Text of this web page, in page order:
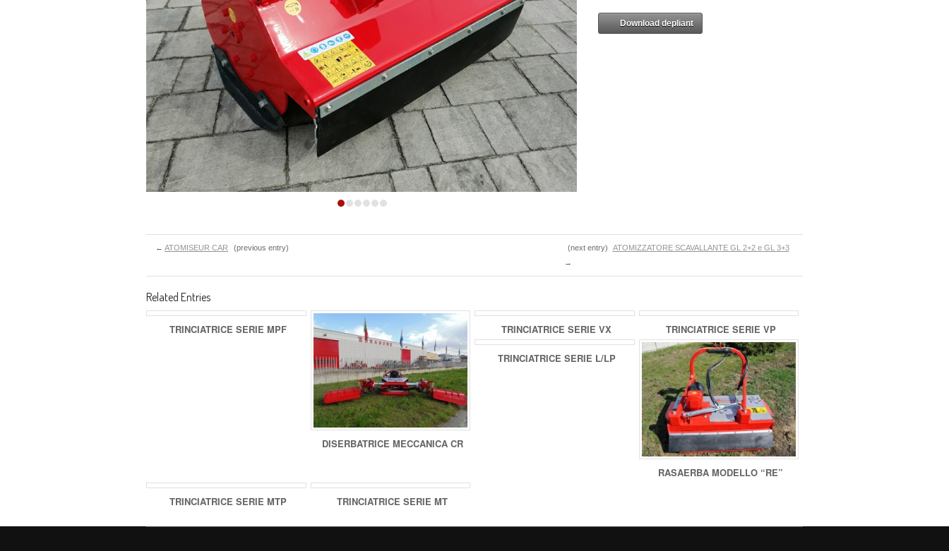
1 2 3 4 5
Download depliant
← ATOMISEUR CAR (previous entry) (next entry)
ATOMIZZATORE SCAVALLANTE GL 2+2 e GL 3+3
→
Related Entries
TRINCIATRICE SERIE MPF
DISERBATRICE MECCANICA CR
TRINCIATRICE SERIE VX TRINCIATRICE SERIE VP
TRINCIATRICE SERIE L/LP
RASAERBA MODELLO “RE”
TRINCIATRICE SERIE MTP TRINCIATRICE SERIE MT